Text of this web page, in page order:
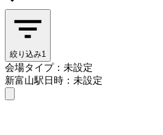
絞り込み1
会場タイプ：未設定
新富山駅日時：未設定